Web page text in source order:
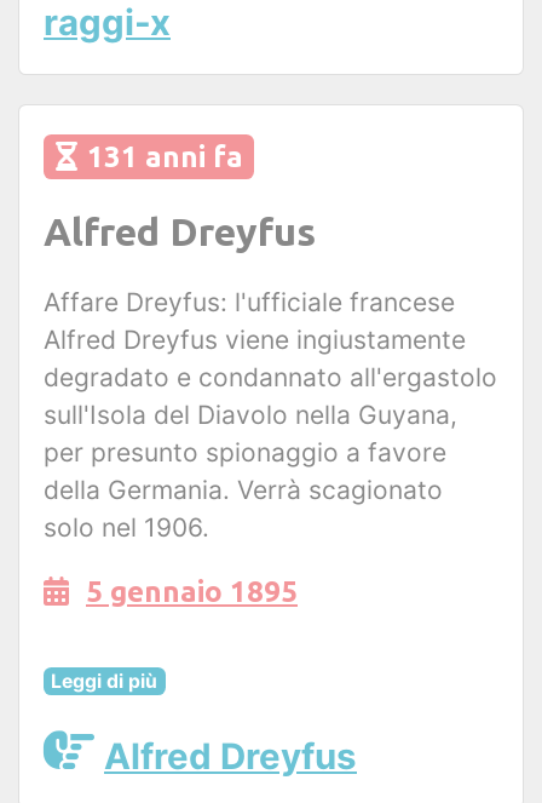
raggi-x
131 anni fa
Alfred Dreyfus
Affare Dreyfus: l'ufficiale francese
Alfred Dreyfus viene ingiustamente
degradato e condannato all'ergastolo
sull'Isola del Diavolo nella Guyana,
per presunto spionaggio a favore
della Germania. Verrà scagionato
solo nel 1906.
5 gennaio 1895
Leggi di più
Alfred Dreyfus